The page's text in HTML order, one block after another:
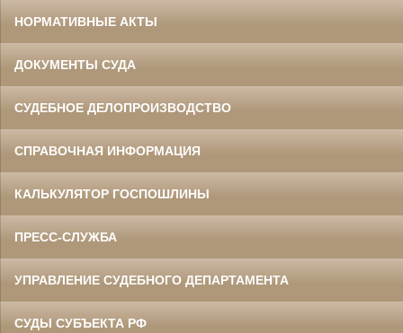
НОРМАТИВНЫЕ АКТЫ
ДОКУМЕНТЫ СУДА
СУДЕБНОЕ ДЕЛОПРОИЗВОДСТВО
СПРАВОЧНАЯ ИНФОРМАЦИЯ
КАЛЬКУЛЯТОР ГОСПОШЛИНЫ
ПРЕСС-СЛУЖБА
УПРАВЛЕНИЕ СУДЕБНОГО ДЕПАРТАМЕНТА
СУДЫ СУБЪЕКТА РФ